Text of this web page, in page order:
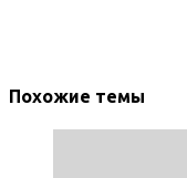
Похожие темы